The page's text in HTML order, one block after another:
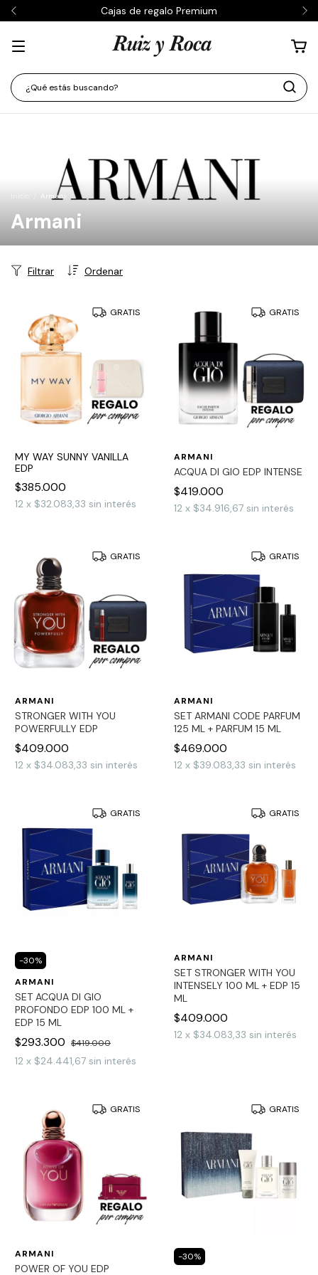
Cajas de regalo Premium
Armani
Armani
Ordenar
Filtrar
GRATIS
MY WAY SUNNY VANILLA
EDP
$385.000
12 x $32.083,33 sin interés
GRATIS
ARMANI
ACQUA DI GIO EDP INTENSE
$419.000
12 x $34.916,67 sin interés
GRATIS
ARMANI
STRONGER WITH YOU
POWERFULLY EDP
$409.000
12 x $34.083,33 sin interés
GRATIS
ARMANI
SET ARMANI CODE PARFUM
125 ML + PARFUM 15 ML
$469.000
12 x $39.083,33 sin interés
GRATIS
-30%
ARMANI
SET ACQUA DI GIO
PROFONDO EDP 100 ML +
EDP 15 ML
$293.300 $419.000
12 x $24.441,67 sin interés
GRATIS
ARMANI
SET STRONGER WITH YOU
INTENSELY 100 ML + EDP 15
ML
$409.000
12 x $34.083,33 sin interés
GRATIS
ARMANI
POWER OF YOU EDP
GRATIS
-30%